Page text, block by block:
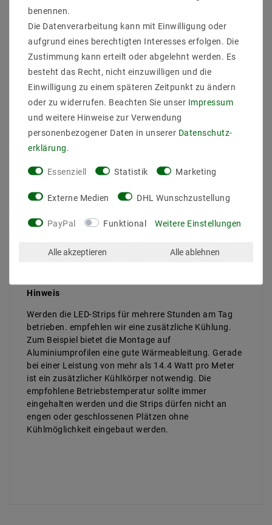
Lichtfarb : Warmweiß (3000K)
Anzahl der LEDs pro Meter : 60
Lumen / LED : 12
Gesamtlichtstrom bis : 3600
Farbwiedergabe : 92
Abstrahlwinkel (Grad) : 120
Betriebstemperatur (C°) : -20ºC - 50ºC
Arbeitsspannung (Volt) : 24
Arbeitsstrom / Meter max bis (mA) : 300
gesamter Arbeitsstrom (max) bis (mA) : 1,5
Leistung (W) pro Meter bis : 7,2
gesamte Leistung (W) bis : 36
Breite in mm : 8
Hohe in mm : 2
Lichtausbeute bis : 100 lm/W
Enegrieklasse (2017/1369) : F
Schutzklasse : 44
Nennlebensdauer bis zu (Stunden) : 50000
Hinweis
Werden die LED-Strips für mehrere Stunden am Tag
betrieben. empfehlen wir eine zusätzliche Kühlung.
Zum Beispiel bietet die Montage auf
Aluminiumprofilen eine gute Wärmeableitung. Gerade
bei einer Leistung von mehr als 14.4 Watt pro Meter
ist ein zusätzlicher Kühlkörper notwendig. Die
empfohlene Betriebstemperatur sollte immer
eingehalten werden und die Strips dürfen nicht an
engen oder geschlossenen Plätzen ohne
Kühlmöglichkeit eingebaut werden.
benennen.
Die Datenverarbeitung kann mit Einwilligung oder
aufgrund eines berechtigten Interesses erfolgen. Die
Zustimmung kann erteilt oder abgelehnt werden. Es
besteht das Recht, nicht einzuwilligen und die
Einwilligung zu einem späteren Zeitpunkt zu ändern
oder zu widerrufen. Beachten Sie unser Impressum
und weitere Hinweise zur Verwendung
personenbezogener Daten in unserer Daten­schutz­
erklärung.
Essenziell Statistik Marketing
Externe Medien DHL Wunschzustellung
PayPal Funktional Weitere Einstellungen
Alle akzeptieren Alle ablehnen